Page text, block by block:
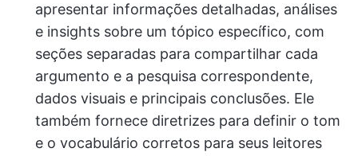
apresentar informações detalhadas, análises
e insights sobre um tópico específico, com
seções separadas para compartilhar cada
argumento e a pesquisa correspondente,
dados visuais e principais conclusões. Ele
também fornece diretrizes para definir o tom
e o vocabulário corretos para seus leitores